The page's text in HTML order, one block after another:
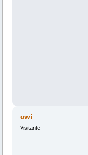
owi
Visitante